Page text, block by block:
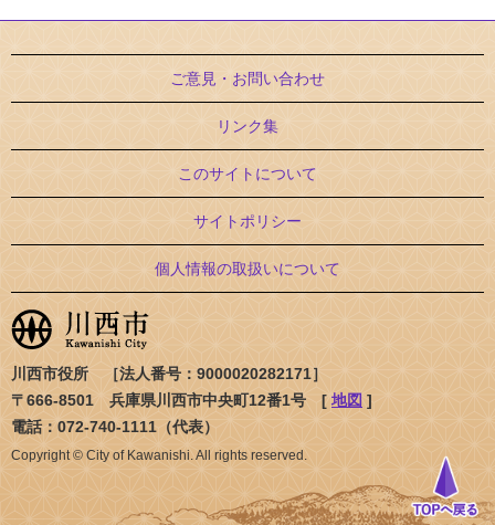
ご意見・お問い合わせ
リンク集
このサイトについて
サイトポリシー
個人情報の取扱いについて
川西市役所 ［法人番号：9000020282171］
〒666-8501 兵庫県川西市中央町12番1号 [ 地図 ]
電話：072-740-1111（代表）
Copyright © City of Kawanishi. All rights reserved.